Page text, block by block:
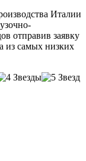
Италии
отправив заявку
из самых низких